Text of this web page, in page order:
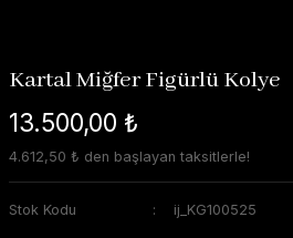
Kartal Miğfer Figürlü Kolye
13.500,00 ₺
4.612,50 ₺ den başlayan taksitlerle!
Stok Kodu ij_KG100525